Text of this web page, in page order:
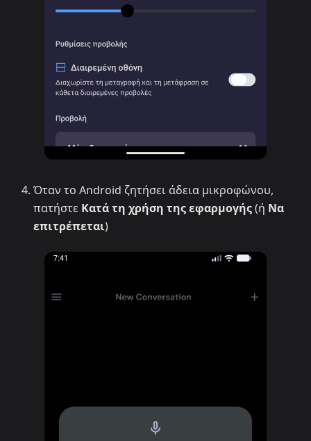
Όταν το Android ζητήσει άδεια μικροφώνου,
πατήστε Κατά τη χρήση της εφαρμογής(ή Να
επιτρέπεται)